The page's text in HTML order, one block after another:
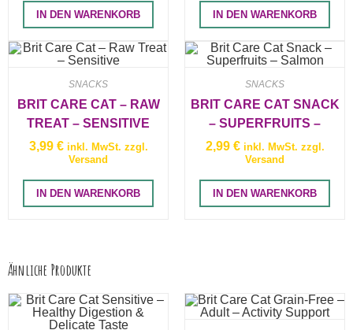
IN DEN WARENKORB IN DEN WARENKORB
SNACKS
BRIT CARE CAT – RAW
TREAT – SENSITIVE
3,99 € inkl. MwSt. zzgl.
Versand
IN DEN WARENKORB
SNACKS
BRIT CARE CAT SNACK
– SUPERFRUITS –
SALMON
2,99 € inkl. MwSt. zzgl.
Versand
IN DEN WARENKORB
Ähnliche Produkte